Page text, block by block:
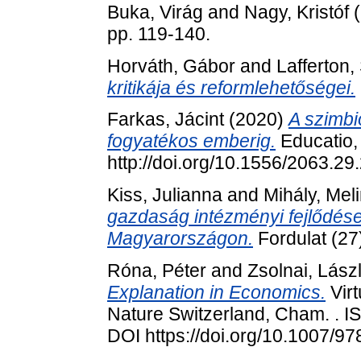
Buka, Virág and Nagy, Kristóf
pp. 119-140.
Horváth, Gábor and Lafferton,
kritikája és reformlehetőségei.
Farkas, Jácint(2020)A
fogyatékos emberig.
http://doi.org/10.1556/
Kiss, Julianna and Mihály,
gazdaság intézményi
Magyarországon. Fordulat
Róna, Péter and Zsolnai,
Explanation in Economics.
Nature Switzerland, Cham. .
DOI https://doi.org/10.1007/